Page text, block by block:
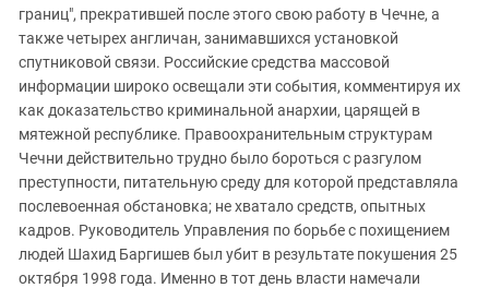
границ", прекратившей после этого свою работу в Чечне, а
также четырех англичан, занимавшихся установкой
спутниковой связи. Российские средства массовой
информации широко освещали эти события, комментируя их
как доказательство криминальной анархии, царящей в
мятежной республике. Правоохранительным структурам
Чечни действительно трудно было бороться с разгулом
преступности, питательную среду для которой представляла
послевоенная обстановка; не хватало средств, опытных
кадров. Руководитель Управления по борьбе с похищением
людей Шахид Баргишев был убит в результате покушения 25
октября 1998 года. Именно в тот день власти намечали